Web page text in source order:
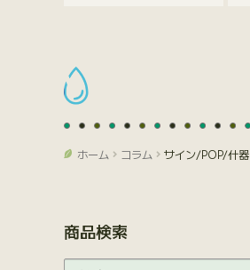
ホーム コラム サイン/POP/什器
商品検索